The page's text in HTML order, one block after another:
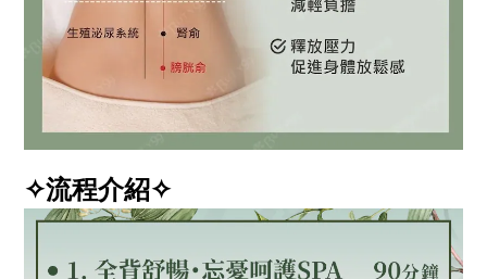
✧流程介紹✧